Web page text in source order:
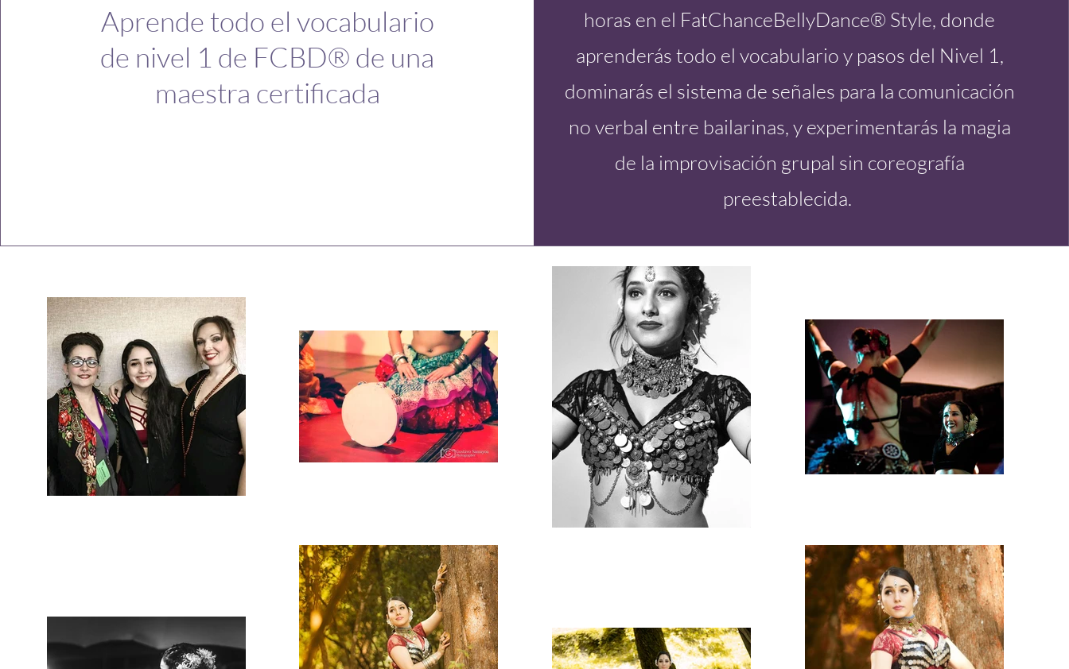
Aprende todo el vocabulario
de nivel 1 de FCBD® de una
maestra certificada
horas en el FatChanceBellyDance® Style, donde
aprenderás todo el vocabulario y pasos del Nivel 1,
dominarás el sistema de señales para la comunicación
no verbal entre bailarinas, y experimentarás la magia
de la improvisación grupal sin coreografía
preestablecida.